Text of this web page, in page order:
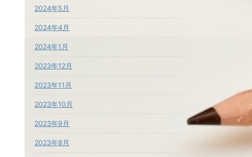
2024年5月
2024年4月
2024年1月
2023年12月
2023年11月
2023年10月
2023年9月
2023年8月